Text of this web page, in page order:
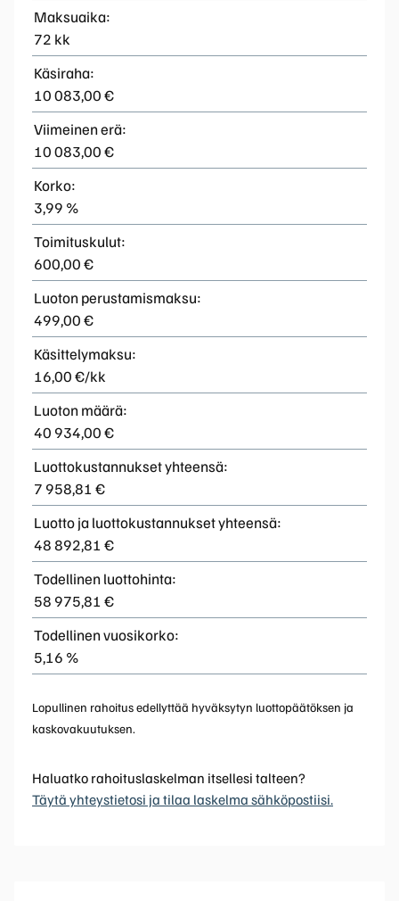
Maksuaika:
72 kk
Käsiraha:
10 083,00 €
Viimeinen erä:
10 083,00 €
Korko:
3,99 %
Toimituskulut:
600,00 €
Luoton perustamismaksu:
499,00 €
Käsittelymaksu:
16,00 €/kk
Luoton määrä:
40 934,00 €
Luottokustannukset yhteensä:
7 958,81 €
Luotto ja luottokustannukset yhteensä:
48 892,81 €
Todellinen luottohinta:
58 975,81 €
Todellinen vuosikorko:
5,16 %
Lopullinen rahoitus edellyttää hyväksytyn luottopäätöksen ja
kaskovakuutuksen.
Haluatko rahoituslaskelman itsellesi talteen?
Täytä yhteystietosi ja tilaa laskelma sähköpostiisi.